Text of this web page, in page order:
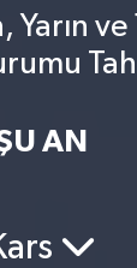
ve
AN
ve